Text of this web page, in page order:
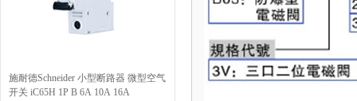
施耐德Schneider 小型断路器 微型空气
开关 iC65H 1P B 6A 10A 16A